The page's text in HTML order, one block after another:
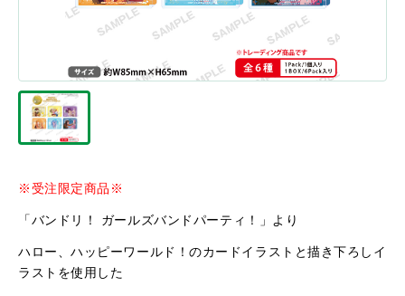
※受注限定商品※
「バンドリ！ ガールズバンドパーティ！」より
ハロー、ハッピーワールド！のカードイラストと描き下ろしイ
ラストを使用した